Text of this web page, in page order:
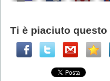
Ti è piaciuto